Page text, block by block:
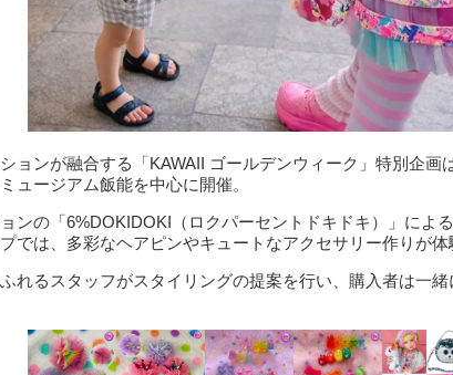
ョンが融合する「KAWAII ゴールデンウィーク」特別企画
ュージアム飯能を中心に開催。
ンの「6%DOKIDOKI（ロクパーセントドキドキ）」によ
では、多彩なヘアピンやキュートなアクセサリー作りが体
れるスタッフがスタイリングの提案を行い、購入者は一